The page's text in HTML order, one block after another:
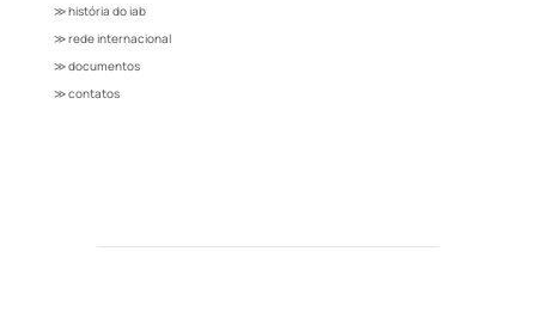
≫ história do iab
≫ rede internacional
≫ documentos
≫ contatos